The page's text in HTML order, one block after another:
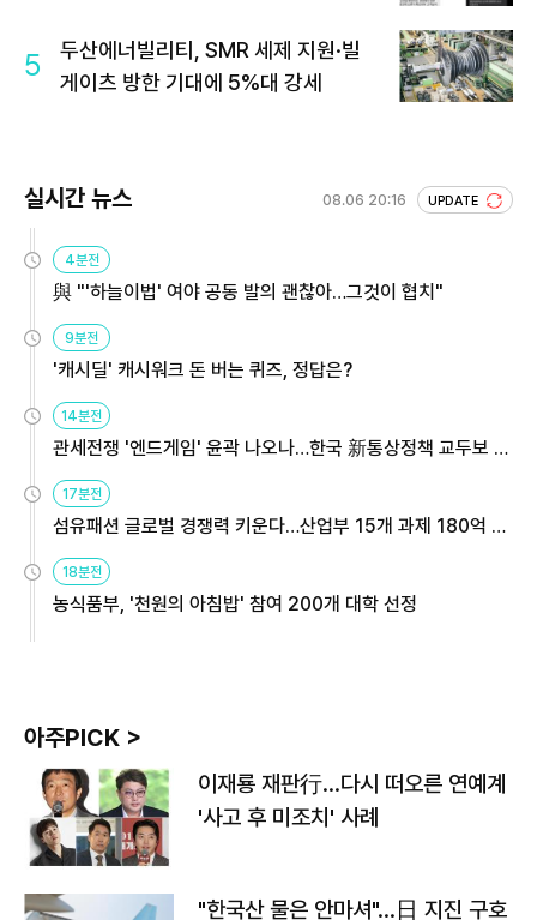
5
두산에너빌리티, SMR 세제 지원·빌
게이츠 방한 기대에 5%대 강세
실시간 뉴스 08.06 20:16 UPDATE
4분전
與 "'하늘이법' 여야 공동 발의 괜찮아…그것이 협치"
9분전
'캐시딜' 캐시워크 돈 버는 퀴즈, 정답은?
14분전
관세전쟁 '엔드게임' 윤곽 나오나…한국 新통상정책 교두보 활
17분전
섬유패션 글로벌 경쟁력 키운다…산업부 15개 과제 180억 지
18분전
농식품부, '천원의 아침밥' 참여 200개 대학 선정
아주PICK >
이재룡 재판行…다시 떠오른 연예계
'사고 후 미조치' 사례
"한국산 물은 안마셔"…日 지진 구호